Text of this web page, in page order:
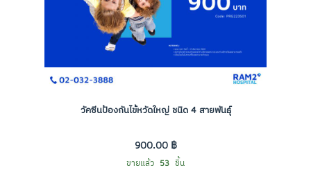
วัคซีนป้องกันไข้หวัดใหญ่ ชนิด 4 สายพันธุ์
900.00 ฿
ขายแล้ว 53 ชิ้น